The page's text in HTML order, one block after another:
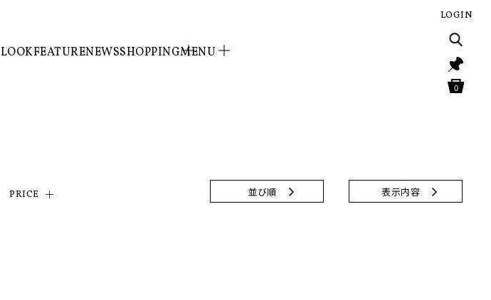
LOOKFEATURENEWSSHOPPINGMENU
LOGIN
0
PRICE 並び順 表示内容